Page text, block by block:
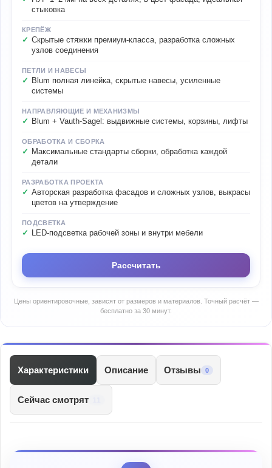
стыковка
КРЕПЁЖ
Скрытые стяжки премиум-класса, разработка сложных
узлов соединения
ПЕТЛИ И НАВЕСЫ
Blum полная линейка, скрытые навесы, усиленные
системы
НАПРАВЛЯЮЩИЕ И МЕХАНИЗМЫ
Blum + Vauth-Sagel: выдвижные системы, корзины, лифты
ОБРАБОТКА И СБОРКА
Максимальные стандарты сборки, обработка каждой
детали
РАЗРАБОТКА ПРОЕКТА
Авторская разработка фасадов и сложных узлов, выкрасы
цветов на утверждение
ПОДСВЕТКА
LED-подсветка рабочей зоны и внутри мебели
Рассчитать
Цены ориентировочные, зависят от размеров и материалов. Точный расчёт —
бесплатно за 30 минут.
Характеристики Описание Отзывы 0
Сейчас смотрят